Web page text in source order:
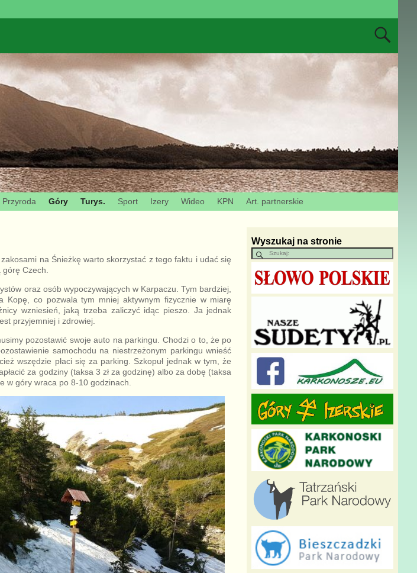
Przyroda Góry Turys. Sport Izery Wideo KPN
Art. partnerskie
na Śnieżkę warto skorzystać z tego faktu i udać się
górę Czech.
oraz osób wypoczywających w Karpaczu. Tym bardziej,
Kopę, co pozwala tym mniej aktywnym fizycznie w miarę
wzniesień, jaką trzeba zaliczyć idąc pieszo. Ja jednak
przyjemniej i zdrowiej.
pozostawić swoje auto na parkingu. Chodzi o to, że po
samochodu na niestrzeżonym parkingu wnieść
wszędzie płaci się za parking. Szkopuł jednak w tym, że
za godziny (taksa 3 zł za godzinę) albo za dobę (taksa
w góry wraca po 8-10 godzinach.
Wyszukaj na stronie